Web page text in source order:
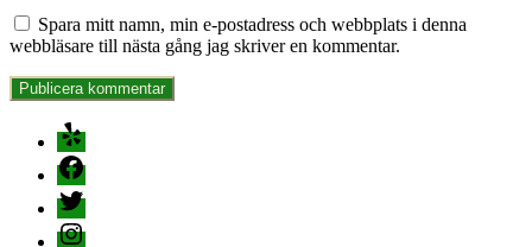
Spara mitt namn, min e-postadress och webbplats i denna
webbläsare till nästa gång jag skriver en kommentar.
Yelp
Facebook
Twitter
Instagram